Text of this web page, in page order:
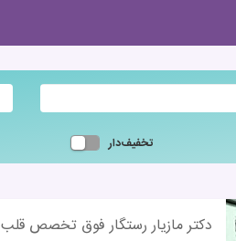
تخفیف‌دار
دکتر مازیار رستگار فوق تخصص قلب